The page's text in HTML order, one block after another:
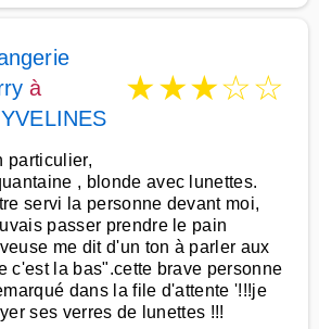
à
★★★☆☆
particulier,
, blonde avec lunettes.
servi la personne devant moi,
passer prendre le pain
me dit d'un ton à parler aux
c'est la bas".cette brave personne
dans la file d'attente '!!!je
ses verres de lunettes !!!